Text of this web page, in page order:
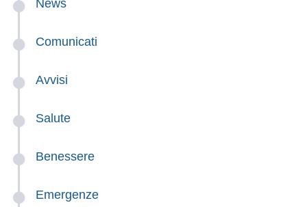
News
Comunicati
Avvisi
Salute
Benessere
Emergenze